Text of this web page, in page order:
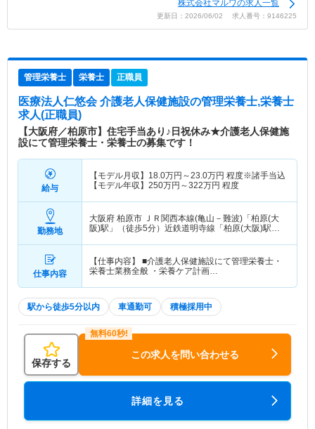
株式会社マルワの求人一覧
更新日：2026/06/02 求人番号：9146225
管理栄養士 栄養士 正職員
医療法人仁悠会 介護老人保健施設の管理栄養士,栄養士
求人(正職員)
【大阪府／柏原市】住宅手当あり♪日祝休み★介護老人保健施
設にて管理栄養士・栄養士の募集です！
給与
【モデル月収】 18.0万円～23.0万円 程度※諸手当込
【モデル年収】 250万円～322万円 程度
勤務地
大阪府 柏原市 ＪＲ関西本線(亀山－難波)「柏原(大
阪)駅」（徒歩5分）近鉄道明寺線「柏原(大阪)駅」
仕事内容
【仕事内容】 ■介護老人保健施設にて管理栄養士・
栄養士業務全般 ・栄養ケア計画…
駅から徒歩5分以内 車通勤可 積極採用中
保存する
この求人を問い合わせる
詳細を見る